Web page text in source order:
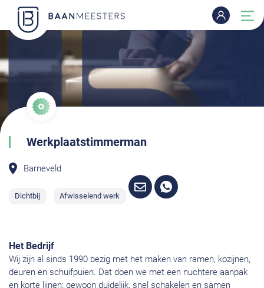
Werkplaatstimmerman
Barneveld
Dichtbij Afwisselend werk
Het Bedrijf
Wij zijn al sinds 1990 bezig met het maken van ramen, kozijnen,
deuren en schuifpuien. Dat doen we met een nuchtere aanpak
en korte lijnen: gewoon duidelijk, snel schakelen en samen